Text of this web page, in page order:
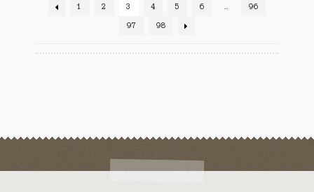
1 2 3 4 5 6 96
97 98